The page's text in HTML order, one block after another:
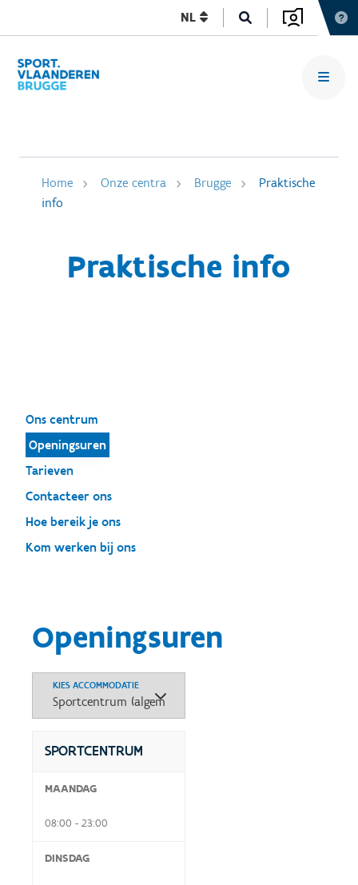
NL
Home Onze centra Brugge
Praktische
info
Praktische info
Ons centrum
Openingsuren
Tarieven
Contacteer ons
Hoe bereik je ons
Kom werken bij ons
Openingsuren
KIES ACCOMMODATIE
SPORTCENTRUM
MAANDAG
08:00 - 23:00
DINSDAG